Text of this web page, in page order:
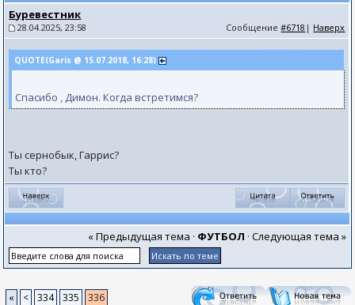
Буревестник
28.04.2025, 23:58 Сообщение#6718 | Наверх
QUOTE(Garis @ 15.07.2018, 16:28)
Спасибо , Димон. Когда встретимся?
Ты сернобык, Гаррис?
Ты кто?
« Предыдущая тема · ФУТБОЛ · Следующая тема »
« < 334 335 336